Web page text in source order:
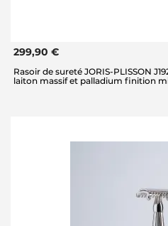
299,90 €
Rasoir de sureté JORIS-PLISSON
laiton massif et palladium finition